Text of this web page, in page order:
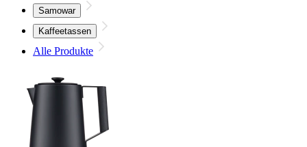
Samowar
Kaffeetassen
Alle Produkte